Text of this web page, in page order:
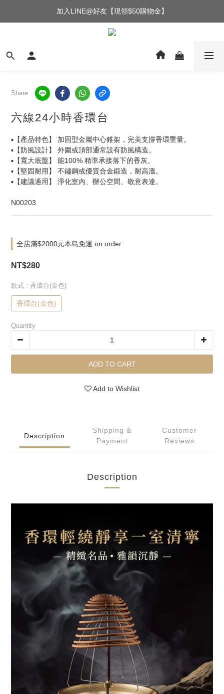
加入LINE@好友【現領$50購物金】
Share
六線24小時香環台
▪️【產品特色】 加固型金屬中心錐架，完美支撐香環重量。
▪️【防風設計】 外圍或頂部通常設有防風構造。
▪️【寬大底盤】 能100% 精準承接落下的香灰。
▪️【堅固耐用】 不鏽鋼或優質合金鍛造，耐高溫。
▪️【建議適用】 淨化室內、辦公空間、敬意表達。
N00203
全店滿$2000元本島免運 on order
NT$280
款式 : 香環台(金色)
香環台(金色)
Quantity
ADD TO CART
Add to Wishlist
Description
Shipping &
Payment
Customer
Reviews
Description